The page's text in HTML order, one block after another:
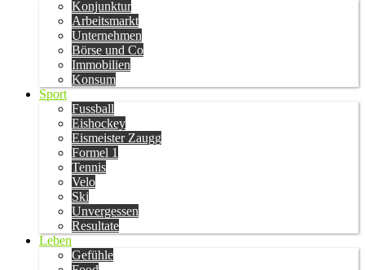
Konjunktur
Arbeitsmarkt
Unternehmen
Börse und Co
Immobilien
Konsum
Sport
Fussball
Eishockey
Eismeister Zaugg
Formel 1
Tennis
Velo
Ski
Unvergessen
Resultate
Leben
Gefühle